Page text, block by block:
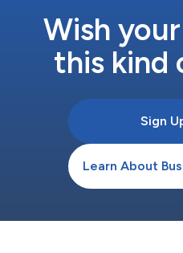
Wish
this kind
Sign
Learn About